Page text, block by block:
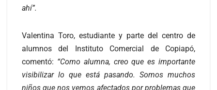
ahí”.
Valentina Toro, estudiante y parte del centro de
alumnos del Instituto Comercial de Copiapó,
comentó: “Como alumna, creo que es importante
visibilizar lo que está pasando. Somos muchos
niños que nos vemos afectados por problemas que